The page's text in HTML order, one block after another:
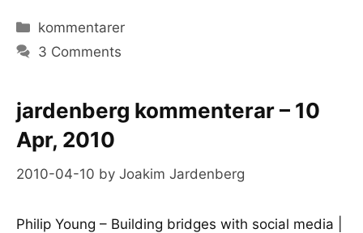
Categories
kommentarer
3 Comments
jardenberg kommenterar – 10
Apr, 2010
2010-04-10 by Joakim Jardenberg
Philip Young – Building bridges with social media |